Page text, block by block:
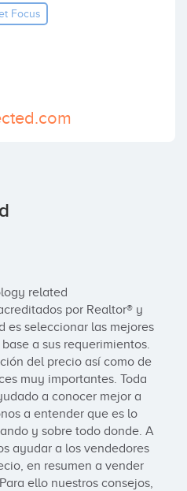
Focus
related
por Realtor® y
es seleccionar las mejores
a sus requerimientos.
del precio así como de
muy importantes. Toda
a conocer mejor a
a entender que es lo
y sobre todo donde. A
ayudar a los vendedores
en resumen a vender
ello nuestros consejos,